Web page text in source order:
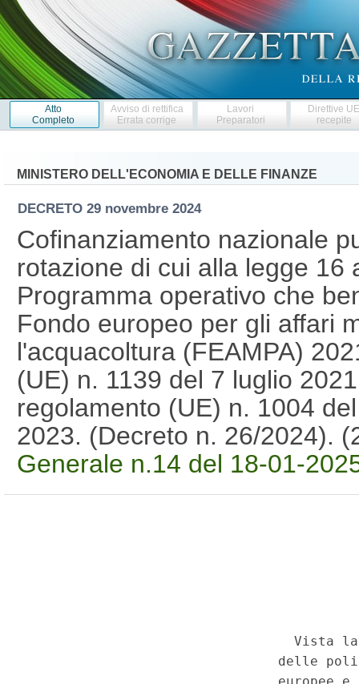
Atto
Completo
Avviso di rettifica
Errata corrige
Lavori
Preparatori
Direttive
recepite
MINISTERO DELL'ECONOMIA E DELLE FINANZE
DECRETO 29 novembre 2024
Cofinanziamento nazionale
rotazione di cui alla legge 16
Programma operativo che
Fondo europeo per gli affari
l'acquacoltura (FEAMPA)
(UE) n. 1139 del 7 luglio
regolamento (UE) n. 1004
2023. (Decreto n. 26/2024).
Generale n.14 del 18-01-